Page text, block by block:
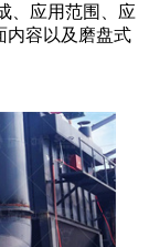
、应用范围、应
内容以及磨盘式